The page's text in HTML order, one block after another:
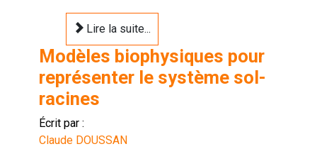
Lire la suite...
Modèles biophysiques pour
représenter le système sol-
racines
Écrit par :
Claude DOUSSAN